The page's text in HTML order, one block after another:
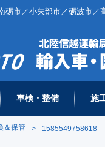
砺市／小矢部市／砺波市
車検・整備 施
＆保管 > 1585549758618